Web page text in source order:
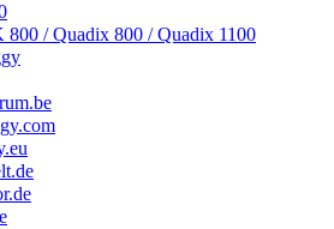
/ Quadix 800 / Quadix 1100